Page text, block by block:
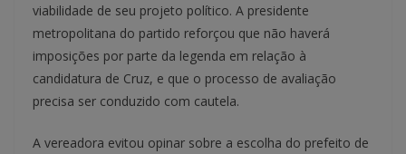
viabilidade de seu projeto político. A presidente
metropolitana do partido reforçou que não haverá
imposições por parte da legenda em relação à
candidatura de Cruz, e que o processo de avaliação
precisa ser conduzido com cautela.
A vereadora evitou opinar sobre a escolha do prefeito de